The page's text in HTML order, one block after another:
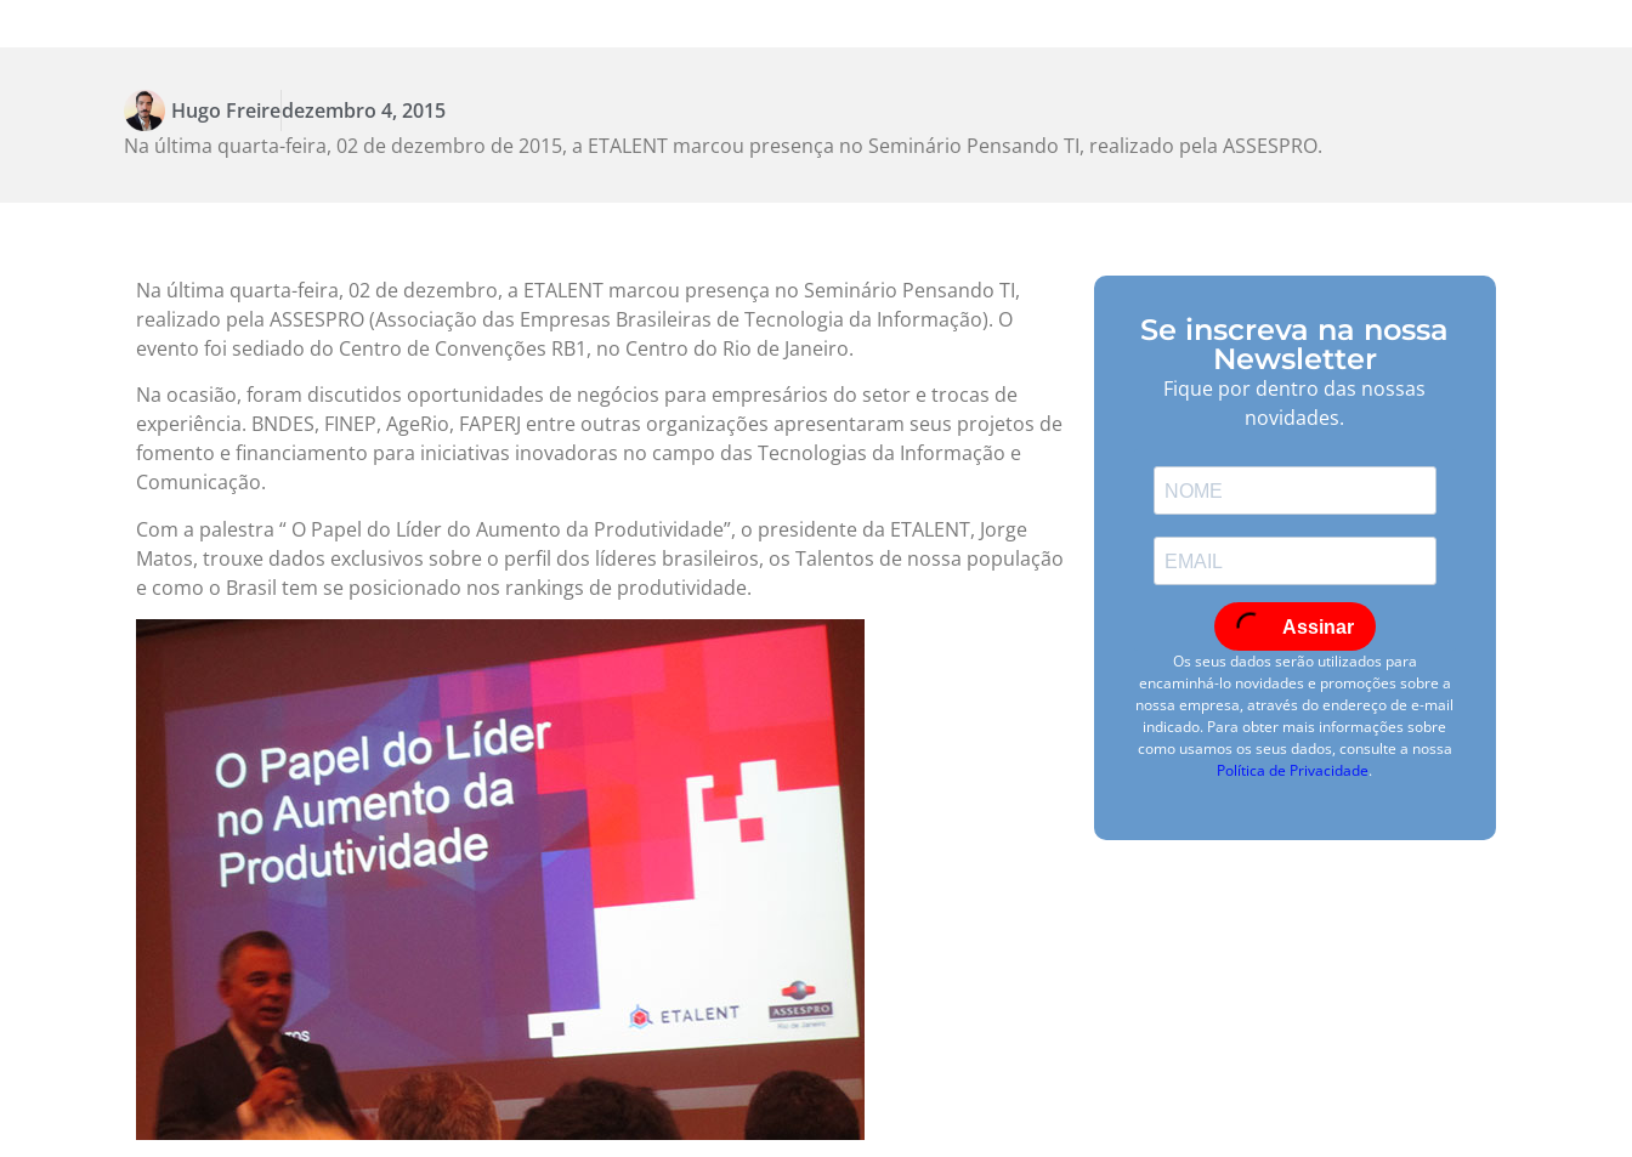
Hugo Freiredezembro 4, 2015
Na última quarta-feira, 02 de dezembro de 2015, a ETALENT marcou presença no Seminário Pensando TI, realizado pela ASSESPRO.
Na última quarta-feira, 02 de dezembro, a ETALENT marcou presença no Seminário Pensando TI,
realizado pela ASSESPRO (Associação das Empresas Brasileiras de Tecnologia da Informação). O
evento foi sediado do Centro de Convenções RB1, no Centro do Rio de Janeiro.
Na ocasião, foram discutidos oportunidades de negócios para empresários do setor e trocas de
experiência. BNDES, FINEP, AgeRio, FAPERJ entre outras organizações apresentaram seus projetos de
fomento e financiamento para iniciativas inovadoras no campo das Tecnologias da Informação e
Comunicação.
Com a palestra “ O Papel do Líder do Aumento da Produtividade”, o presidente da ETALENT, Jorge
Matos, trouxe dados exclusivos sobre o perfil dos líderes brasileiros, os Talentos de nossa população
e como o Brasil tem se posicionado nos rankings de produtividade.
Se inscreva na nossa
Newsletter
Fique por dentro das nossas
novidades.
Assinar
Os seus dados serão utilizados para
encaminhá-lo novidades e promoções sobre a
nossa empresa, através do endereço de e-mail
indicado. Para obter mais informações sobre
como usamos os seus dados, consulte a nossa
Política de Privacidade.